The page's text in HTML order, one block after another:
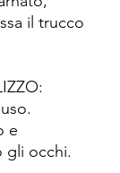
il trucco
e
gli occhi.